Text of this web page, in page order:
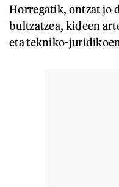
Horregatik, ontzat jo
bultzatzea, kideen
eta tekniko-